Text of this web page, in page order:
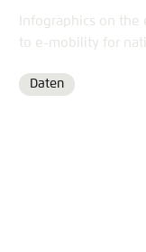
Infographics on
to e-mobility for
Format
Daten